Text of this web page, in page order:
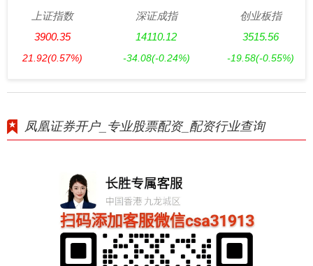
上证指数
3900.35
21.92(0.57%)
深证成指
14110.12
-34.08(-0.24%)
创业板指
3515.56
-19.58(-0.55%)
凤凰证券开户_专业股票配资_配资行业查询